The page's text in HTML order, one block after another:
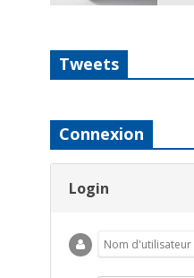
Tweets
Connexion
Login